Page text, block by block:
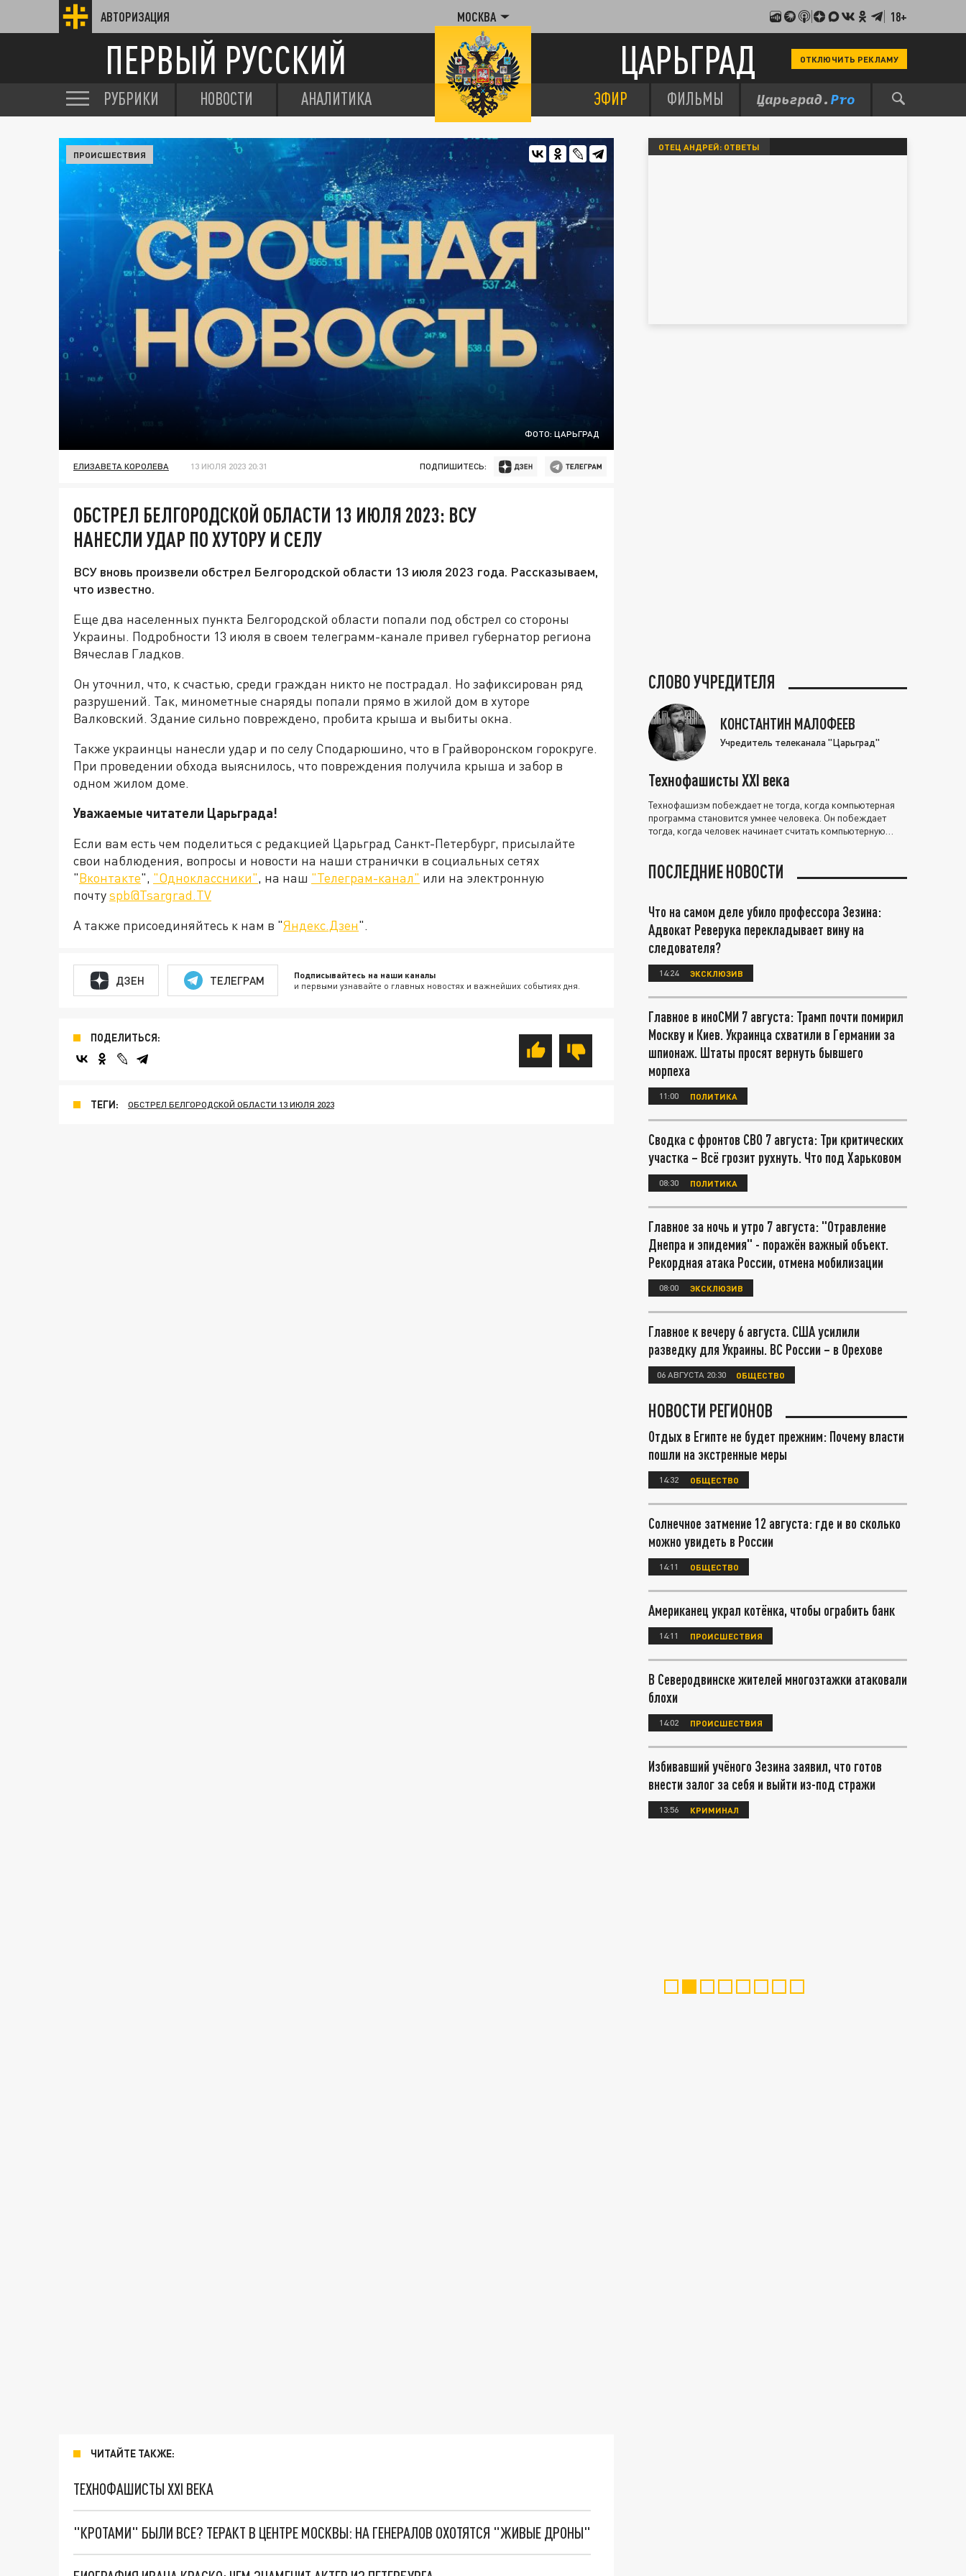
АВТОРИЗАЦИЯ МОСКВА 18+
ПЕРВЫЙ РУССКИЙ ЦАРЬГРАД ОТКЛЮЧИТЬ РЕКЛАМУ
РУБРИКИ НОВОСТИ АНАЛИТИКА ЭФИР ФИЛЬМЫ
ФОТО: ЦАРЬГРАД
ПРОИСШЕСТВИЯ
ЕЛИЗАВЕТА КОРОЛЕВА 13 ИЮЛЯ 2023 20:31 ПОДПИШИТЕСЬ:
ОБСТРЕЛ БЕЛГОРОДСКОЙ ОБЛАСТИ 13 ИЮЛЯ 2023: ВСУ
НАНЕСЛИ УДАР ПО ХУТОРУ И СЕЛУ
ВСУ вновь произвели обстрел Белгородской области 13 июля 2023 года. Рассказываем,
что известно.
Еще два населенных пункта Белгородской области попали под обстрел со стороны
Украины. Подробности 13 июля в своем телеграмм-канале привел губернатор региона
Вячеслав Гладков.
Он уточнил, что, к счастью, среди граждан никто не пострадал. Но зафиксирован ряд
разрушений. Так, минометные снаряды попали прямо в жилой дом в хуторе
Валковский. Здание сильно повреждено, пробита крыша и выбиты окна.
Также украинцы нанесли удар и по селу Сподарюшино, что в Грайворонском горокруге.
При проведении обхода выяснилось, что повреждения получила крыша и забор в
одном жилом доме.
Уважаемые читатели Царьграда!
Если вам есть чем поделиться с редакцией Царьград Санкт-Петербург, присылайте
свои наблюдения, вопросы и новости на наши странички в социальных сетях
"Вконтакте", "Одноклассники", на наш "Телеграм-канал" или на электронную
почтуspb@Tsargrad.TV
А также присоединяйтесь к нам в "Яндекс.Дзен".
ДЗЕН ТЕЛЕГРАМ Подписывайтесь на наши каналы
и первыми узнавайте о главных новостях и важнейших событиях дня.
ПОДЕЛИТЬСЯ:
ТЕГИ: ОБСТРЕЛ БЕЛГОРОДСКОЙ ОБЛАСТИ 13 ИЮЛЯ 2023
ЧИТАЙТЕ ТАКЖЕ:
ТЕХНОФАШИСТЫ XXI ВЕКА
"КРОТАМИ" БЫЛИ ВСЕ? ТЕРАКТ В ЦЕНТРЕ МОСКВЫ: НА ГЕНЕРАЛОВ ОХОТЯТСЯ "ЖИВЫЕ ДРОНЫ"
ОТЕЦ АНДРЕЙ: ОТВЕТЫ
СЛОВО УЧРЕДИТЕЛЯ
КОНСТАНТИН МАЛОФЕЕВ
Учредитель телеканала "Царьград"
Технофашисты XXI века
Технофашизм побеждает не тогда, когда компьютерная
программа становится умнее человека. Он побеждает
тогда, когда человек начинает считать компьютерную
ПОСЛЕДНИЕ НОВОСТИ
Что на самом деле убило профессора Зезина:
Адвокат Реверука перекладывает вину на
следователя?
14:24 ЭКСКЛЮЗИВ
Главное в иноСМИ 7 августа: Трамп почти помирил
Москву и Киев. Украинца схватили в Германии за
шпионаж. Штаты просят вернуть бывшего
морпеха
11:00 ПОЛИТИКА
Сводка с фронтов СВО 7 августа: Три критических
участка – Всё грозит рухнуть. Что под Харьковом
08:30 ПОЛИТИКА
Главное за ночь и утро 7 августа: "Отравление
Днепра и эпидемия" - поражён важный объект.
Рекордная атака России, отмена мобилизации
08:00 ЭКСКЛЮЗИВ
Главное к вечеру 6 августа. США усилили
разведку для Украины. ВС России – в Орехове
06 АВГУСТА 20:30 ОБЩЕСТВО
НОВОСТИ РЕГИОНОВ
Отдых в Египте не будет прежним: Почему власти
пошли на экстренные меры
14:32 ОБЩЕСТВО
Солнечное затмение 12 августа: где и во сколько
можно увидеть в России
14:11 ОБЩЕСТВО
Американец украл котёнка, чтобы ограбить банк
14:11 ПРОИСШЕСТВИЯ
В Северодвинске жителей многоэтажки атаковали
блохи
14:02 ПРОИСШЕСТВИЯ
Избивавший учёного Зезина заявил, что готов
внести залог за себя и выйти из-под стражи
13:56 КРИМИНАЛ